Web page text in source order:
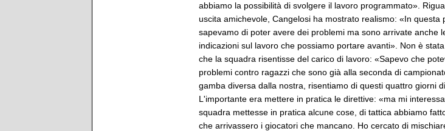
abbiamo la possibilità di svolgere il lavoro programmato».
uscita amichevole, Cangelosi ha mostrato realismo: «In questa
sapevamo di poter avere dei problemi ma sono arrivate anche
indicazioni sul lavoro che possiamo portare avanti». Non è
che la squadra risentisse del carico di lavoro: «Sapevo che
problemi contro ragazzi che sono già alla seconda di
gamba diversa dalla nostra, risentiamo di questi quattro giorni
L'importante era mettere in pratica le direttive: «ma mi
squadra mettesse in pratica alcune cose, di tattica abbiamo
che arrivassero i giocatori che mancano. Ho cercato di